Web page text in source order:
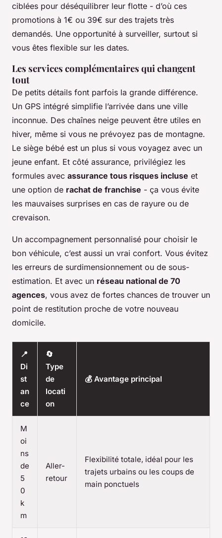
ciblées pour déséquilibrer leur flotte - d’où ces
promotions à 1€ ou 39€ sur des trajets très
demandés. Une opportunité à surveiller, surtout si
vous êtes flexible sur les dates.
Les services complémentaires qui changent
tout
De petits détails font parfois la grande différence.
Un GPS intégré simplifie l’arrivée dans une ville
inconnue. Des chaînes neige peuvent être utiles en
hiver, même si vous ne prévoyez pas de montagne.
Le siège bébé est un plus si vous voyagez avec un
jeune enfant. Et côté assurance, privilégiez les
formules avec assurance tous risques incluse et
une option de rachat de franchise - ça vous évite
les mauvaises surprises en cas de rayure ou de
crevaison.
Un accompagnement personnalisé pour choisir le
bon véhicule, c’est aussi un vrai confort. Vous évitez
les erreurs de surdimensionnement ou de sous-
estimation. Et avec un réseau national de 70
agences, vous avez de fortes chances de trouver un
point de restitution proche de votre nouveau
domicile.
📍
Di
st
an
ce
🔄
Type
de
locati
on
💰 Avantage principal
M
oi
ns
de
5
0
k
m
Aller-
retour
Flexibilité totale, idéal pour les
trajets urbains ou les coups de
main ponctuels